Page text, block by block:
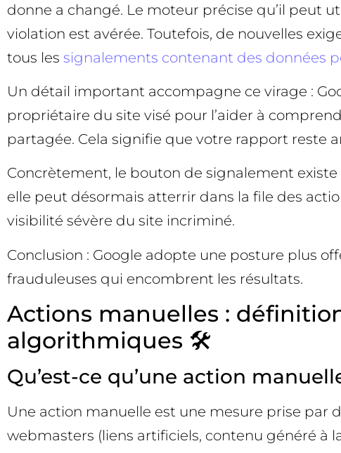
donne a changé. Le moteur précise qu’il peut
violation est avérée. Toutefois, de nouvelles
tous les signalements contenant des données
Un détail important accompagne ce virage :
propriétaire du site visé pour l’aider à
partagée. Cela signifie que votre rapport reste
Concrètement, le bouton de signalement existe
elle peut désormais atterrir dans la file des
visibilité sévère du site incriminé.
Conclusion : Google adopte une posture plus
frauduleuses qui encombrent les résultats.
Actions manuelles :
algorithmiques 🛠️
Qu’est-ce qu’une action
Une action manuelle est une mesure prise par
webmasters (liens artificiels, contenu généré à